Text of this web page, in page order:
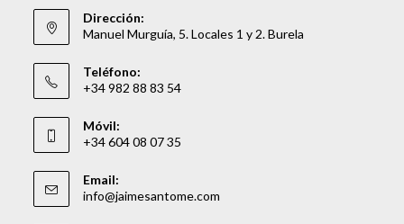
Dirección:
Manuel Murguía, 5. Locales 1 y 2. Burela
Teléfono:
+34 982 88 83 54
Móvil:
+34 604 08 07 35
Email:
info@jaimesantome.com